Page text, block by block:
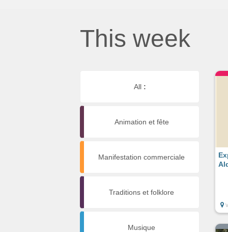
This week
All :
Animation et fête
Manifestation commerciale
Traditions et folklore
Musique